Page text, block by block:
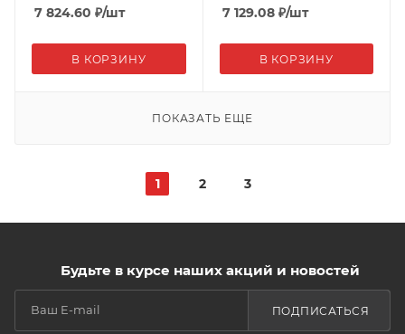
7 824.60 ₽/шт
В КОРЗИНУ
7 129.08₽/шт
В КОРЗИНУ
ПОКАЗАТЬ ЕЩЕ
1 2 3
Будьте в курсе наших акций и новостей
ПОДПИСАТЬСЯ